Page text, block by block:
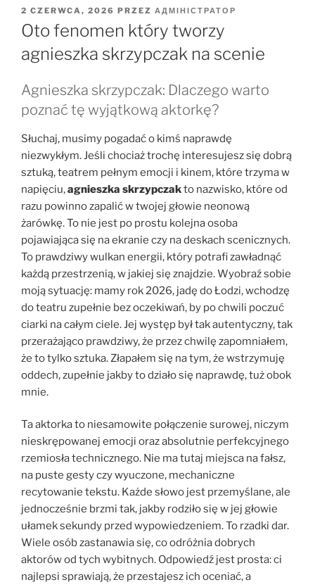
OPUBLIKOWANE
W
2 CZERWCA, 2026 PRZEZ АДМІНІСТРАТОР
Oto fenomen który tworzy
agnieszka skrzypczak na scenie
Agnieszka skrzypczak: Dlaczego warto
poznać tę wyjątkową aktorkę?
Słuchaj, musimy pogadać o kimś naprawdę
niezwykłym. Jeśli chociaż trochę interesujesz się dobrą
sztuką, teatrem pełnym emocji i kinem, które trzyma w
napięciu,agnieszka skrzypczakto nazwisko, które od
razu powinno zapalić w twojej głowie neonową
żarówkę. To nie jest po prostu kolejna osoba
pojawiająca się na ekranie czy na deskach scenicznych.
To prawdziwy wulkan energii, który potrafi zawładnąć
każdą przestrzenią, w jakiej się znajdzie. Wyobraź sobie
moją sytuację: mamy rok 2026, jadę do Łodzi, wchodzę
do teatru zupełnie bez oczekiwań, by po chwili poczuć
ciarki na całym ciele. Jej występ był tak autentyczny, tak
przerażająco prawdziwy, że przez chwilę zapomniałem,
że to tylko sztuka. Złapałem się na tym, że wstrzymuję
oddech, zupełnie jakby to działo się naprawdę, tuż obok
mnie.
Ta aktorka to niesamowite połączenie surowej, niczym
nieskrępowanej emocji oraz absolutnie perfekcyjnego
rzemiosła technicznego. Nie ma tutaj miejsca na fałsz,
na puste gesty czy wyuczone, mechaniczne
recytowanie tekstu. Każde słowo jest przemyślane, ale
jednocześnie brzmi tak, jakby rodziło się w jej głowie
ułamek sekundy przed wypowiedzeniem. To rzadki dar.
Wiele osób zastanawia się, co odróżnia dobrych
aktorów od tych wybitnych. Odpowiedź jest prosta: ci
najlepsi sprawiają, że przestajesz ich oceniać, a